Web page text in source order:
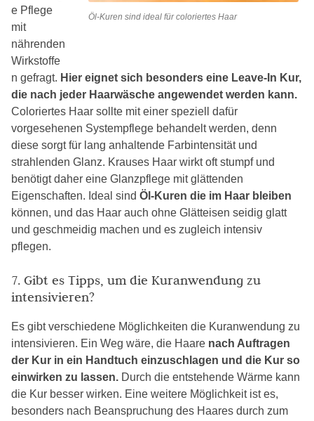
Öl-Kuren sind ideal für coloriertes Haar
e Pflege
mit
nährenden
Wirkstoffe
n gefragt. Hier eignet sich besonders eine Leave-In Kur,
die nach jeder Haarwäsche angewendet werden kann.
Coloriertes Haar sollte mit einer speziell dafür
vorgesehenen Systempflege behandelt werden, denn
diese sorgt für lang anhaltende Farbintensität und
strahlenden Glanz. Krauses Haar wirkt oft stumpf und
benötigt daher eine Glanzpflege mit glättenden
Eigenschaften. Ideal sind Öl-Kuren die im Haar bleiben
können, und das Haar auch ohne Glätteisen seidig glatt
und geschmeidig machen und es zugleich intensiv
pflegen.
7. Gibt es Tipps, um die Kuranwendung zu
intensivieren?
Es gibt verschiedene Möglichkeiten die Kuranwendung zu
intensivieren. Ein Weg wäre, die Haare nach Auftragen
der Kur in ein Handtuch einzuschlagen und die Kur so
einwirken zu lassen. Durch die entstehende Wärme kann
die Kur besser wirken. Eine weitere Möglichkeit ist es,
besonders nach Beanspruchung des Haares durch zum